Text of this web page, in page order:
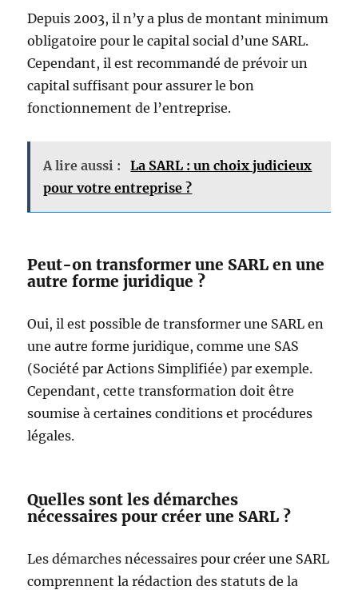
Depuis 2003, il n’y a plus de montant minimum
obligatoire pour le capital social d’une SARL.
Cependant, il est recommandé de prévoir un
capital suffisant pour assurer le bon
fonctionnement de l’entreprise.
A lire aussi :
La SARL : un choix judicieux
pour votre entreprise ?
Peut-on transformer une SARL en une
autre forme juridique ?
Oui, il est possible de transformer une SARL en
une autre forme juridique, comme une SAS
(Société par Actions Simplifiée) par exemple.
Cependant, cette transformation doit être
soumise à certaines conditions et procédures
légales.
Quelles sont les démarches
nécessaires pour créer une SARL ?
Les démarches nécessaires pour créer une SARL
comprennent la rédaction des statuts de la